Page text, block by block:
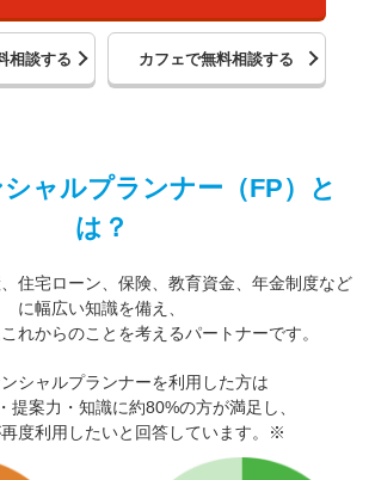
相談する カフェで無料相談する
ャルプランナー（FP）と
は？
住宅ローン、保険、教育資金、年金制度など
に幅広い知識を備え、
れからのことを考えるパートナーです。
シャルプランナーを利用した方は
提案力・知識に約80%の方が満足し、
度利用したいと回答しています。※